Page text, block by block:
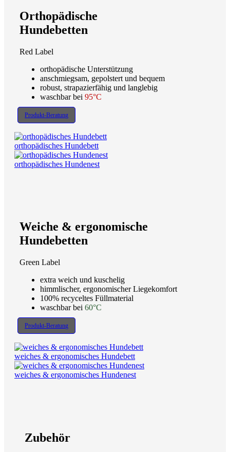
Orthopädische
Hundebetten
Red Label
orthopädische Unterstützung
anschmiegsam, gepolstert und bequem
robust, strapazierfähig und langlebig
waschbar bei 95°C
Produkt-Beratung
orthopädisches Hundebett
orthopädisches Hundenest
Weiche & ergonomische
Hundebetten
Green Label
extra weich und kuschelig
himmlischer, ergonomischer Liegekomfort
100% recyceltes Füllmaterial
waschbar bei 60°C
Produkt-Beratung
weiches & ergonomisches Hundebett
weiches & ergonomisches Hundenest
Zubehör